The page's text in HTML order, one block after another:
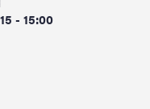
- 15:00